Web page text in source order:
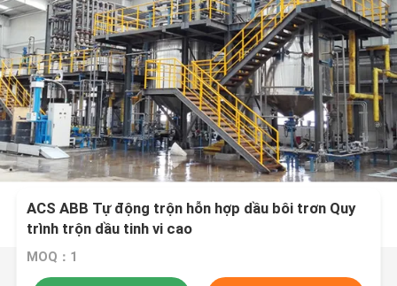
ACS ABB Tự động trộn hỗn hợp dầu bôi trơn Quy
trình trộn dầu tinh vi cao
MOQ：1